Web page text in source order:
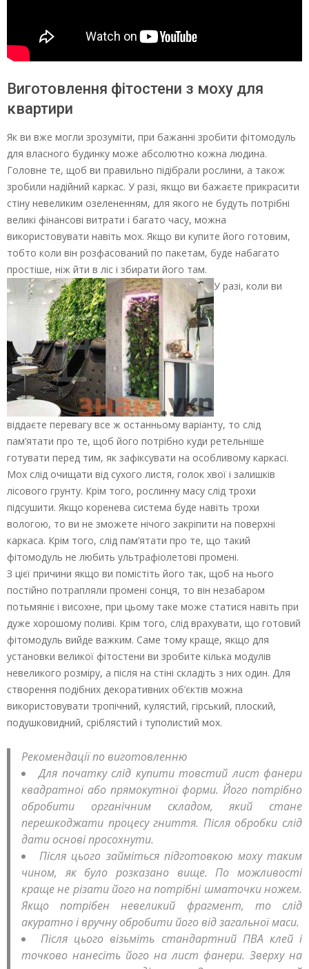
Виготовлення фітостени з моху для
квартири
Як ви вже могли зрозуміти, при бажанні зробити фітомодуль
для власного будинку може абсолютно кожна людина.
Головне те, щоб ви правильно підібрали рослини, а також
зробили надійний каркас. У разі, якщо ви бажаєте прикрасити
стіну невеликим озелененням, для якого не будуть потрібні
великі фінансові витрати і багато часу, можна
використовувати навіть мох. Якщо ви купите його готовим,
тобто коли він розфасований по пакетам, буде набагато
простіше, ніж йти в ліс і збирати його там.
У разі, коли ви
віддаєте перевагу все ж останньому варіанту, то слід
пам’ятати про те, щоб його потрібно куди ретельніше
готувати перед тим, як зафіксувати на особливому каркасі.
Мох слід очищати від сухого листя, голок хвої і залишків
лісового грунту. Крім того, рослинну масу слід трохи
підсушити. Якщо коренева система буде навіть трохи
вологою, то ви не зможете нічого закріпити на поверхні
каркаса. Крім того, слід пам’ятати про те, що такий
фітомодуль не любить ультрафіолетові промені.
З цієї причини якщо ви помістіть його так, щоб на нього
постійно потрапляли промені сонця, то він незабаром
потьмяніє і висохне, при цьому таке може статися навіть при
дуже хорошому поливі. Крім того, слід врахувати, що готовий
фітомодуль вийде важким. Саме тому краще, якщо для
установки великої фітостени ви зробите кілька модулів
невеликого розміру, а після на стіні складіть з них один. Для
створення подібних декоративних об’єктів можна
використовувати тропічний, кулястий, гірський, плоский,
подушковидний, сріблястий і туполистий мох.
Рекомендації по виготовленню
Для початку слід купити товстий лист фанери
квадратної або прямокутної форми. Його потрібно
обробити органічним складом, який стане
перешкоджати процесу гниття. Після обробки слід
дати основі просохнути.
Після цього займіться підготовкою моху таким
чином, як було розказано вище. По можливості
краще не різати його на потрібні шматочки ножем.
Якщо потрібен невеликий фрагмент, то слід
акуратно і вручну обробити його від загальної маси.
Після цього візьміть стандартний ПВА клей і
точково нанесіть його на лист фанери. Зверху на